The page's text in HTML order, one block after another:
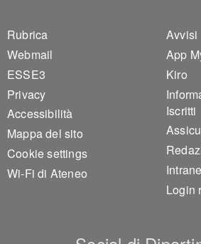
Footer 1
Rubrica
Webmail
ESSE3
Privacy
Accessibilità
Mappa del sito
Cookie settings
Wi-Fi di Ateneo
Avvisi
App
Kiro
Iscritti
Login